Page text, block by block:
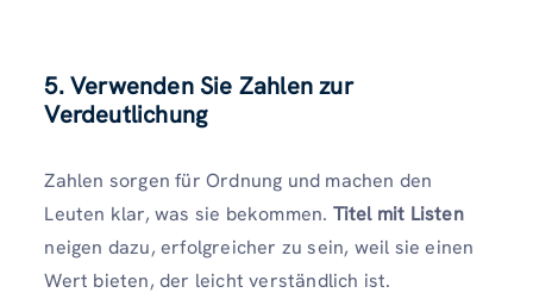
5. Verwenden Sie Zahlen zur
Verdeutlichung
Zahlen sorgen für Ordnung und machen den
Leuten klar, was sie bekommen. Titel mit Listen
neigen dazu, erfolgreicher zu sein, weil sie einen
Wert bieten, der leicht verständlich ist.